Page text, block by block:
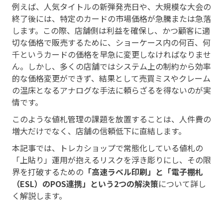
例えば、人気タイトルの新弾発売日や、大規模な大会の
終了後には、特定のカードの市場価格が急騰または急落
します。この際、店舗側は利益を確保し、かつ顧客に適
切な価格で販売するために、ショーケース内の何百、何
千というカードの価格を早急に変更しなければなりませ
ん。しかし、多くの店舗ではシステム上の制約から効率
的な価格変更ができず、結果として売買ミスやクレーム
の温床となるアナログな手法に頼らざるを得ないのが実
情です。
このような値札管理の課題を放置することは、人件費の
増大だけでなく、店舗の信頼低下に直結します。
本記事では、トレカショップで常態化している値札の
「上貼り」運用が抱えるリスクを浮き彫りにし、その限
界を打破するための 「高速ラベル印刷」と「電子棚札
（ESL）のPOS連携」という2つの解決策について詳し
く解説します。